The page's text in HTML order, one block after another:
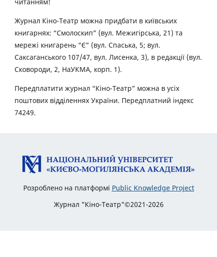
Журнал Кіно-Театр можна придбати в київських
книгарнях: “Смолоскип” (вул. Межигірська, 21) та
мережі книгарень “Є” (вул. Спаська, 5; вул.
Саксаганського 107/47, вул. Лисенка, 3), в редакції (вул.
Сковороди, 2, НаУКМА, корп. 1).
Передплатити журнал “Кіно-Театр” можна в усіх
поштових відділеннях України. Передплатний індекс
74249.
Розроблено на платформі Public Knowledge Project
Журнал "Кіно-Театр"©2021-2026